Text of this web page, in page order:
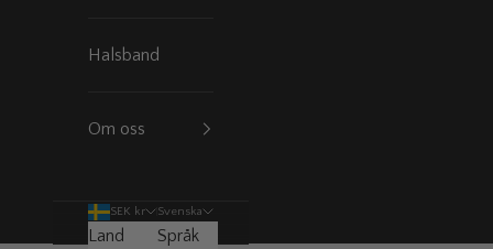
Halsband
Om oss
SEK kr
Land
Svenska
Språk